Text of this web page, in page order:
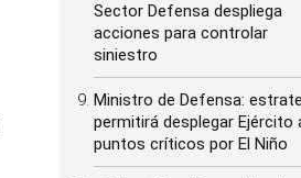
Sector Defensa despliega
acciones para controlar
siniestro
Ministro de Defensa:
permitirá desplegar Ejército
puntos críticos por El Niño